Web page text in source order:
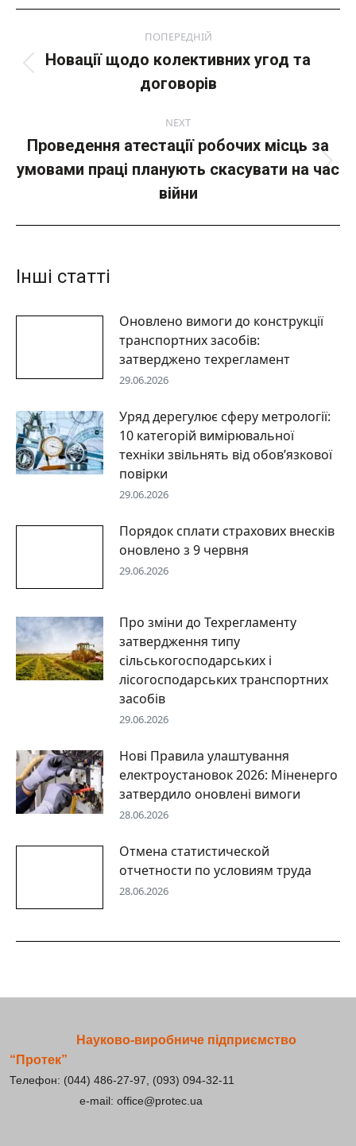
ПОПЕРЕДНІЙ
Попередній
пост:
Новації щодо колективних угод та
договорів
NEXT
Next
post:
Проведення атестації робочих місць за
умовами праці планують скасувати на час
війни
Інші статті
Оновлено вимоги до конструкції
транспортних засобів:
затверджено техрегламент
29.06.2026
Уряд дерегулює сферу метрології:
10 категорій вимірювальної
техніки звільнять від обов’язкової
повірки
29.06.2026
Порядок сплати страхових внесків
оновлено з 9 червня
29.06.2026
Про зміни до Техрегламенту
затвердження типу
сільськогосподарських і
лісогосподарських транспортних
засобів
29.06.2026
Нові Правила улаштування
електроустановок 2026: Міненерго
затвердило оновлені вимоги
28.06.2026
Отмена статистической
отчетности по условиям труда
28.06.2026
Науково-виробниче підприємство
“Протек”
Телефон: (044) 486-27-97, (093) 094-32-11
e-mail: office@protec.ua